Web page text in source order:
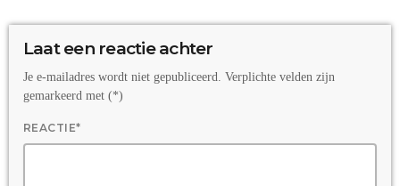
Laat een reactie achter
Je e-mailadres wordt niet gepubliceerd. Verplichte velden zijn
gemarkeerd met (*)
REACTIE*